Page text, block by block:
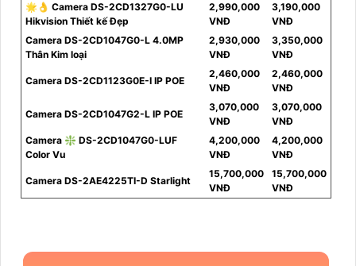
🌟👌 Camera DS-2CD1327G0-LU
Hikvision Thiết kế Đẹp
2,990,000
VNĐ
3,190,000
VNĐ
Camera DS-2CD1047G0-L 4.0MP
Thân Kim loại
2,930,000
VNĐ
3,350,000
VNĐ
Camera DS-2CD1123G0E-I IP POE
2,460,000
VNĐ
2,460,000
VNĐ
Camera DS-2CD1047G2-L IP POE
3,070,000
VNĐ
3,070,000
VNĐ
Camera ❇ DS-2CD1047G0-LUF
Color Vu
4,200,000
VNĐ
4,200,000
VNĐ
Camera DS-2AE4225TI-D Starlight
15,700,000
VNĐ
15,700,000
VNĐ